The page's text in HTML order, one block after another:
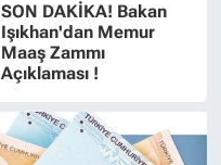
SON DAKİKA! Bakan
Işıkhan'dan Memur
Maaş Zammı
Açıklaması !